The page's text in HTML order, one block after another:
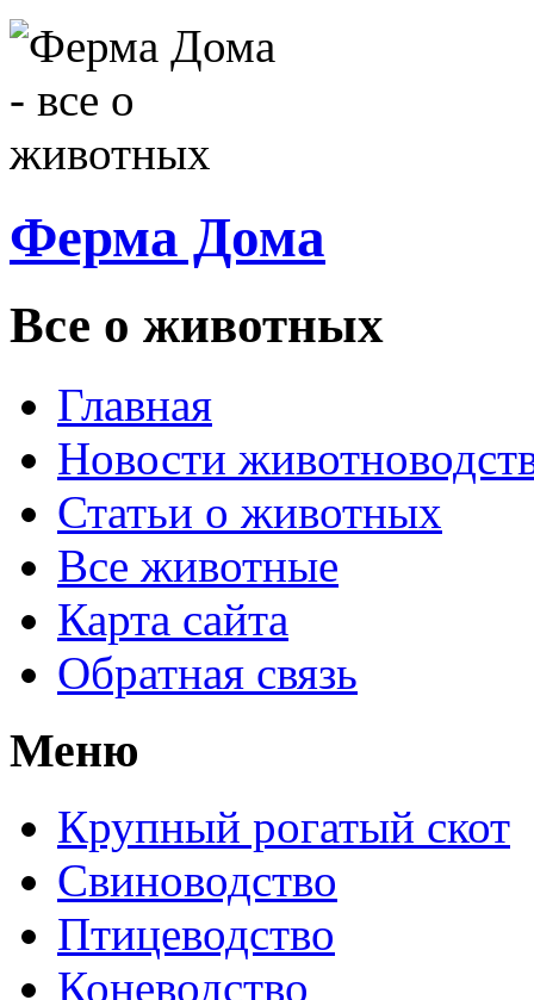
Ферма Дома
Все о животных
Главная
Новости
Статьи о животных
Все животные
Карта сайта
Обратная связь
Меню
Крупный рогатый скот
Свиноводство
Птицеводство
Коневодство